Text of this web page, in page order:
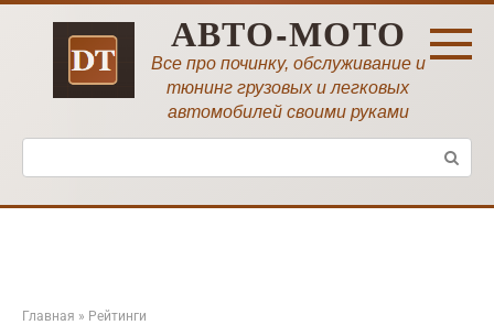
Перейти
АВТО-МОТО
Все про починку, обслуживание и
тюнинг грузовых и легковых
автомобилей своими руками
Поиск:
Главная » Рейтинги